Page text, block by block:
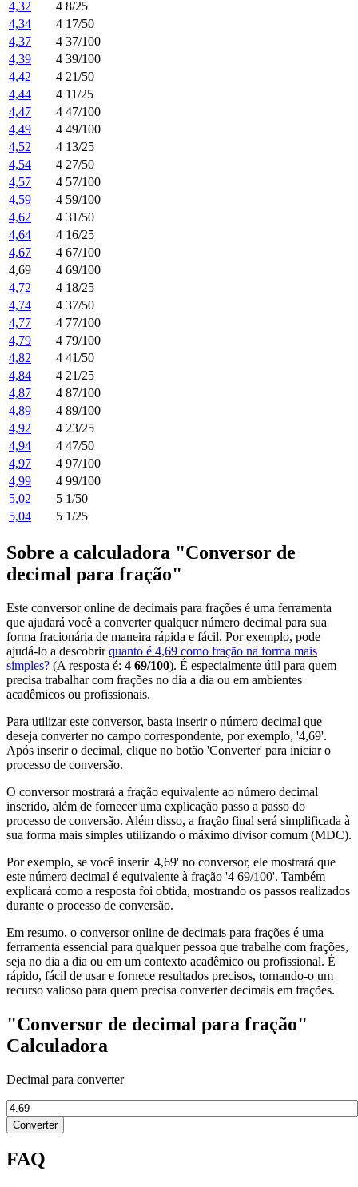
4,32
4 8/25
4,34
4 17/50
4,37
4 37/100
4,39
4 39/100
4,42
4 21/50
4,44
4 11/25
4,47
4 47/100
4,49
4 49/100
4,52
4 13/25
4,54
4 27/50
4,57
4 57/100
4,59
4 59/100
4,62
4 31/50
4,64
4 16/25
4,67
4 67/100
4,69
4 69/100
4,72
4 18/25
4,74
4 37/50
4,77
4 77/100
4,79
4 79/100
4,82
4 41/50
4,84
4 21/25
4,87
4 87/100
4,89
4 89/100
4,92
4 23/25
4,94
4 47/50
4,97
4 97/100
4,99
4 99/100
5,02
5 1/50
5,04
5 1/25
Sobre a calculadora "Conversor de
decimal para fração"
Este conversor online de decimais para frações é uma ferramenta
que ajudará você a converter qualquer número decimal para sua
forma fracionária de maneira rápida e fácil. Por exemplo, pode
ajudá-lo a descobrirquanto é 4,69 como fração na forma mais
simples? (A resposta é: 4 69/100). É especialmente útil para quem
precisa trabalhar com frações no dia a dia ou em ambientes
acadêmicos ou profissionais.
Para utilizar este conversor, basta inserir o número decimal que
deseja converter no campo correspondente, por exemplo, '4,69'.
Após inserir o decimal, clique no botão 'Converter' para iniciar o
processo de conversão.
O conversor mostrará a fração equivalente ao número decimal
inserido, além de fornecer uma explicação passo a passo do
processo de conversão. Além disso, a fração final será simplificada à
sua forma mais simples utilizando o máximo divisor comum (MDC).
Por exemplo, se você inserir '4,69' no conversor, ele mostrará que
este número decimal é equivalente à fração '4 69/100'. Também
explicará como a resposta foi obtida, mostrando os passos realizados
durante o processo de conversão.
Em resumo, o conversor online de decimais para frações é uma
ferramenta essencial para qualquer pessoa que trabalhe com frações,
seja no dia a dia ou em um contexto acadêmico ou profissional. É
rápido, fácil de usar e fornece resultados precisos, tornando-o um
recurso valioso para quem precisa converter decimais em frações.
"Conversor de decimal para fração"
Calculadora
Decimal para converter
Converter
FAQ